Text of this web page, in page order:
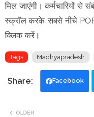
मिल जाएंगी। कर्मचारियों से
स्क्रॉल करके सबसे नीचे
क्लिक करें।
Tags Madhyapradesh
Facebook
OLDER